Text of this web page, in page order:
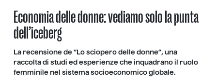
Economia delle donne: vediamo solo la punta
dell’iceberg
La recensione de “Lo sciopero delle donne”, una
raccolta di studi ed esperienze che inquadrano il ruolo
femminile nel sistema socioeconomico globale.